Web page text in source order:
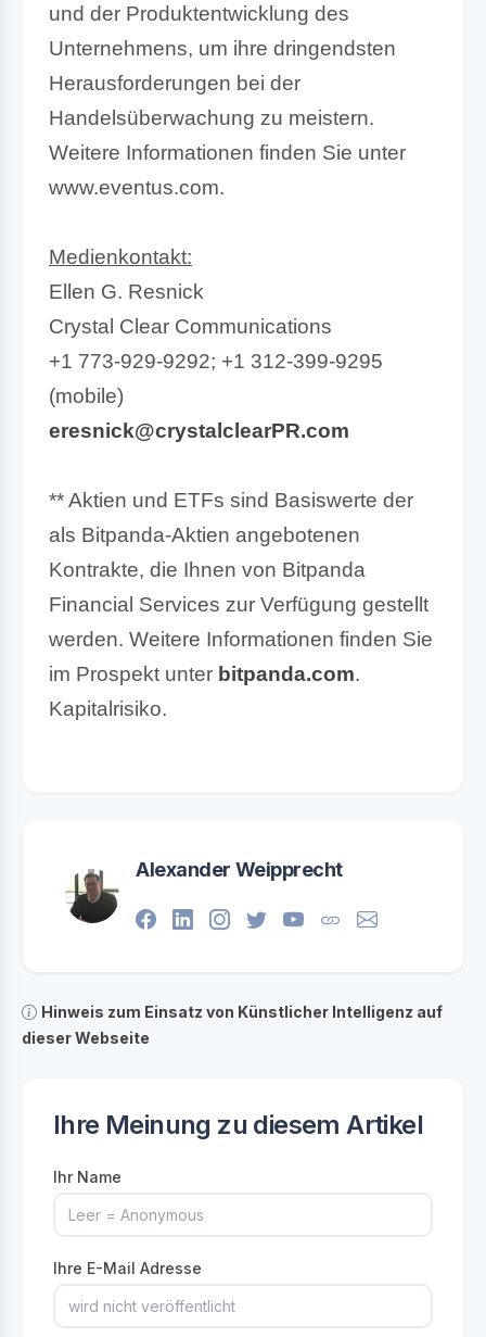
und der Produktentwicklung des
Unternehmens, um ihre dringendsten
Herausforderungen bei der
Handelsüberwachung zu meistern.
Weitere Informationen finden Sie unter
www.eventus.com.
Medienkontakt:
Ellen G. Resnick
Crystal Clear Communications
+1 773-929-9292; +1 312-399-9295
(mobile)
eresnick@crystalclearPR.com
** Aktien und ETFs sind Basiswerte der
als Bitpanda-Aktien angebotenen
Kontrakte, die Ihnen von Bitpanda
Financial Services zur Verfügung gestellt
werden. Weitere Informationen finden Sie
im Prospekt unter bitpanda.com.
Kapitalrisiko.
Alexander Weipprecht
Hinweis zum Einsatz von Künstlicher Intelligenz auf
dieser Webseite
Ihre Meinung zu diesem Artikel
Ihr Name
Ihre E-Mail Adresse